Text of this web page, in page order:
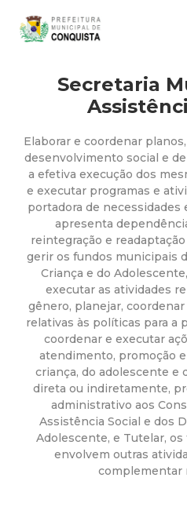
conteúdo
principal
P
f
e
i
t
u
r
a
M
u
Secretaria
Elaborar e coordenar
desenvolvimento social e
a efetiva execução dos
e executar programas e
portadora de necessidades
apresenta
reintegração e
gerir os fundos municipais
Criança e do
executar as atividades
gênero, planejar,
relativas às políticas para a
coordenar e executar
atendimento, promoção
criança, do adolescente e
direta ou indiretamente,
administrativo aos
Assistência Social e dos
Adolescente, e Tutelar,
envolvem outras
complementar